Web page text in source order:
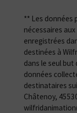
** Les données
nécessaires
enregistrées
destinées à
dans le seul but
données
destinataires
Châtenoy,